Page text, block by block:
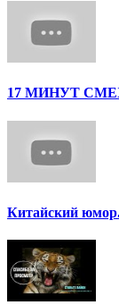
17 МИНУТ
Китайский